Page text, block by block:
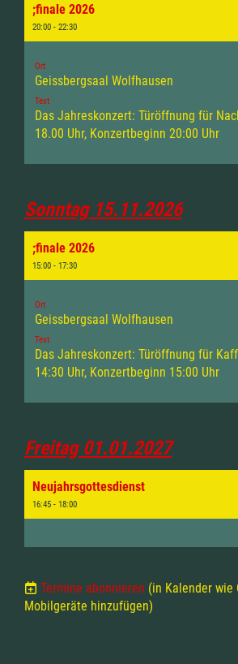
;finale 2026
20:00 - 22:30
Ort
Geissbergsaal Wolfhausen
Text
Das Jahreskonzert: Türöffnung für
18.00 Uhr, Konzertbeginn 20:00 Uhr
Sonntag 15.11.2026
;finale 2026
15:00 - 17:30
Ort
Geissbergsaal Wolfhausen
Text
Das Jahreskonzert: Türöffnung für
14:30 Uhr, Konzertbeginn 15:00 Uhr
Freitag 01.01.2027
Neujahrsgottesdienst
16:45 - 18:00
Termine abonnieren (in Kalender wie
Mobilgeräte hinzufügen)